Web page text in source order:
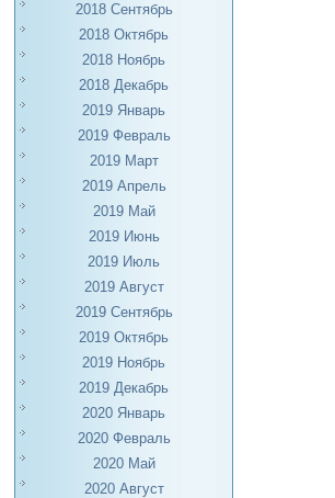
2018 Сентябрь
2018 Октябрь
2018 Ноябрь
2018 Декабрь
2019 Январь
2019 Февраль
2019 Март
2019 Апрель
2019 Май
2019 Июнь
2019 Июль
2019 Август
2019 Сентябрь
2019 Октябрь
2019 Ноябрь
2019 Декабрь
2020 Январь
2020 Февраль
2020 Май
2020 Август